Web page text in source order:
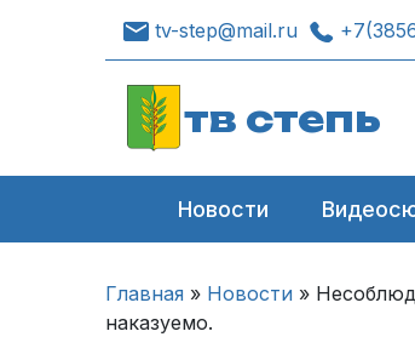
tv-step@mail.ru
тв степь
Новости
Главная » Новости »
наказуемо.